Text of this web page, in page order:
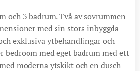
och 3 badrum. Två av sovrummen
med sin stora inbyggda
exklusiva ytbehandlingar och
bedroom med eget badrum med ett
moderna ytskikt och en dusch